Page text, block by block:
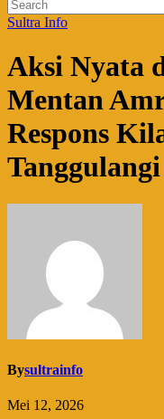
Sultra Info
Aksi Nyata
Mentan
Respons
Bysultrainfo
Mei 12, 2026